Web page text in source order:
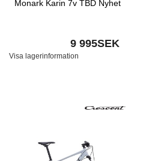
Monark Karin 7v TBD Nyhet
9 995SEK
Visa lagerinformation